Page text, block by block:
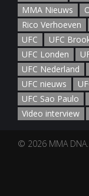
MMA Nieuws
Rico Verhoeven
UFC
UFC
UFC Londen
UFC Nederland
UFC nieuws
UFC Sao Paulo
Video interview
© 2026 MMA